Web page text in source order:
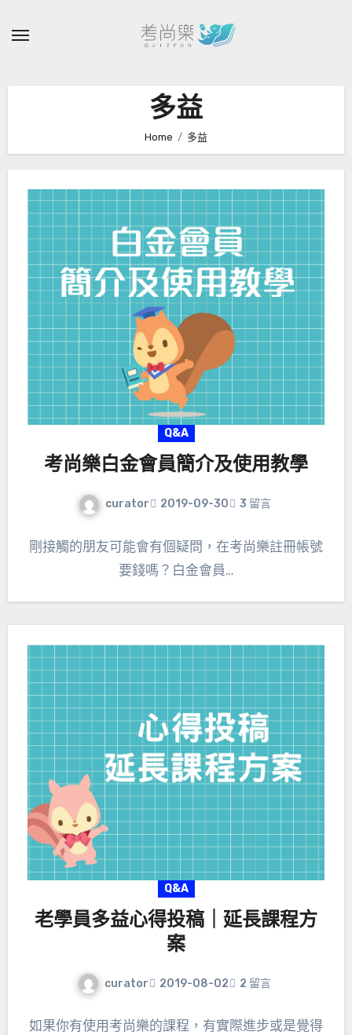
多益
Home 多益
Q&A
考尚樂白金會員簡介及使用教學
curator 2019-09-30 3 留言
剛接觸的朋友可能會有個疑問，在考尚樂註冊帳號
要錢嗎？白金會員…
Q&A
老學員多益心得投稿｜延長課程方
案
curator 2019-08-02 2 留言
如果你有使用考尚樂的課程，有實際進步或是覺得